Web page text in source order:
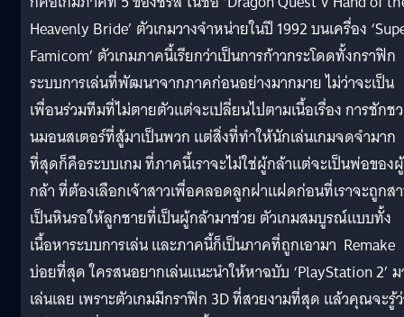
Heavenly Bride’ ตัวเกมวางจำหน่ายในปี 1992 บนเครื่อง
Famicom’ ตัวเกมภาคนี้เรียกว่าเป็นการก้าวกระโดดทั้งกราฟิก
ระบบการเล่นที่พัฒนาจากภาคก่อนอย่างมากมาย ไม่ว่าจะเป็น
เพื่อนร่วมทีมที่ไม่ตายตัวแต่จะเปลี่ยนไปตามเนื้อเรื่อง การชักชว
นมอนสเตอร์ที่สู้มาเป็นพวก แต่สิ่งที่ทำให้นักเล่นเกมจดจำมาก
ที่สุดก็คือระบบเกม ที่ภาคนี้เราจะไม่ใช่ผู้กล้าแต่จะเป็นพ่อของผู้
กล้า ที่ต้องเลือกเจ้าสาวเพื่อคลอดลูกฝาแฝดก่อนที่เราจะถูกส
เป็นหินรอให้ลูกชายที่เป็นผู้กล้ามาช่วย ตัวเกมสมบูรณ์แบบทั้ง
เนื้อหาระบบการเล่น และภาคนี้ก็เป็นภาคที่ถูกเอามา Remake
บ่อยที่สุด ใครสนอยากเล่นแนะนำให้หาฉบับ ‘PlayStation 2’
เล่นเลย เพราะตัวเกมมีกราฟิก 3D ที่สวยงามที่สุด แล้วคุณจะรู้